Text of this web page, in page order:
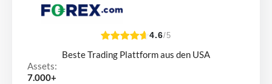
4.6/5
Beste Trading Plattform aus den USA
Assets:
7.000+